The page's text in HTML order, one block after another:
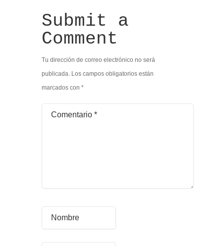
Submit a
Comment
Tu dirección de correo electrónico no será
publicada. Los campos obligatorios están
marcados con *